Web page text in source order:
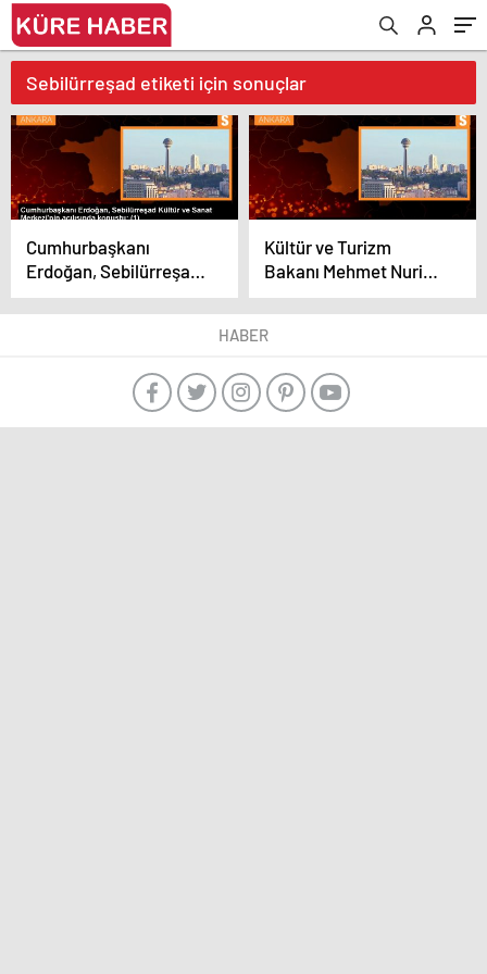
Sebilürreşad etiketi için sonuçlar
Cumhurbaşkanı
Erdoğan, Sebilürreşad
Kültür ve Sanat
Merkezi’nin açılışında
Kültür ve Turizm
Bakanı Mehmet Nuri
Ersoy, Sebilürreşad
Kültür ve Sanat
Merkezi’nin dünyanın
açıldığını söyledi
HABER